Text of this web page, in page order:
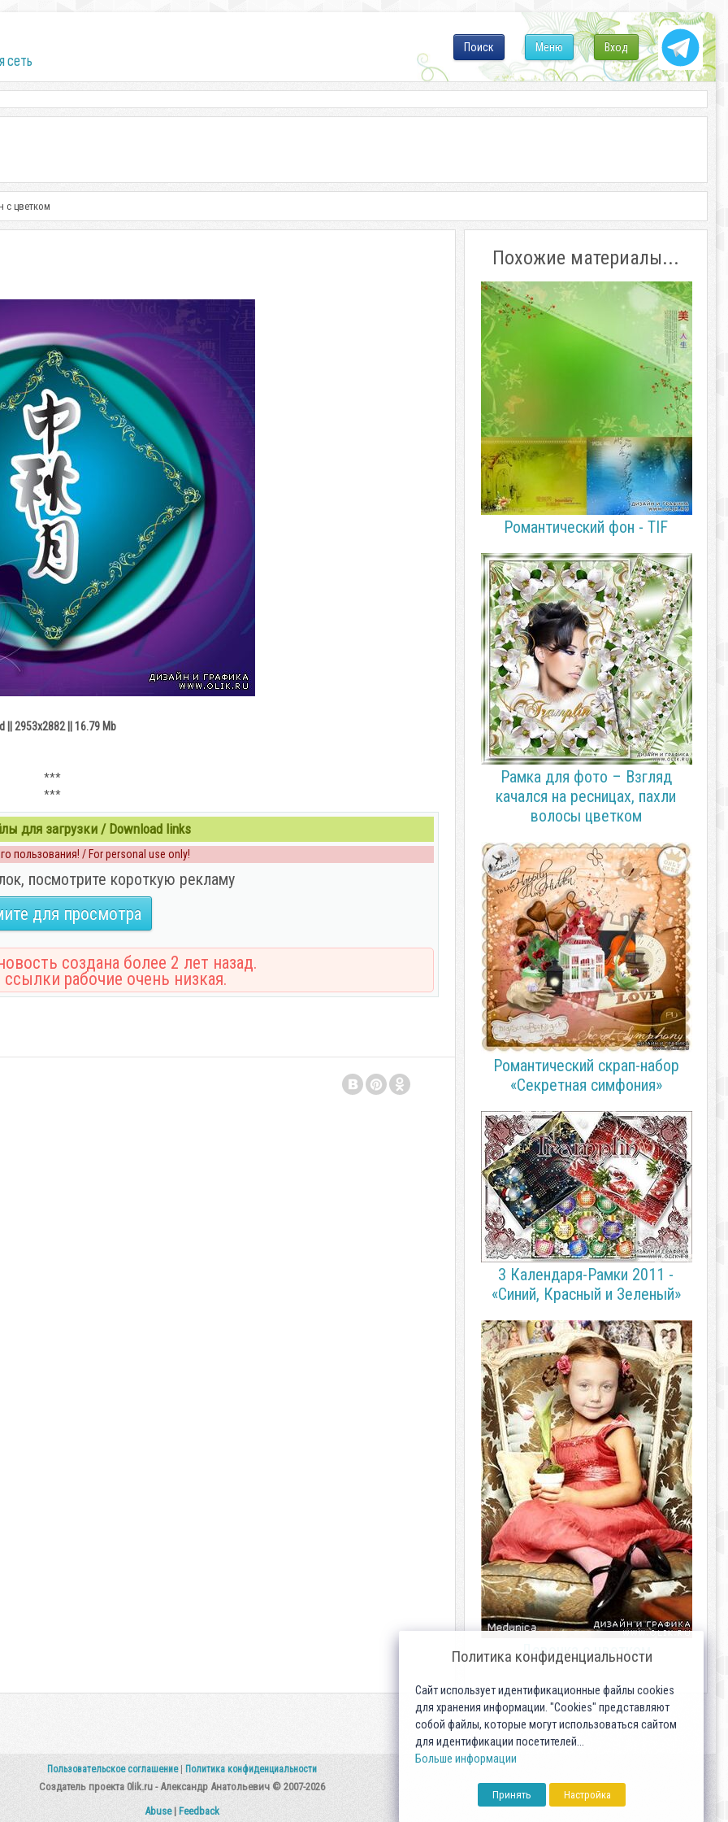
сеть
Вход
Меню
Поиск
с цветком
|| 2953x2882 || 16.79 Mb
***
***
для загрузки / Download links
пользования! / For personal use only!
посмотрите короткую рекламу
для просмотра
создана более 2 лет назад.
рабочие очень низкая.
Похожие материалы...
Романтический фон - TIF
Рамка для фото – Взгляд
качался на ресницах, пахли
волосы цветком
Романтический скрап-набор
«Секретная симфония»
3 Календаря-Рамки 2011 -
«Синий, Красный и Зеленый»
Девочка с цветком
Пользовательское соглашение Политика конфиденциальности
Создатель проекта 0lik.ru - Александр Анатольевич © 2007-2026
Abuse| Feedback
Политика конфиденциальности
Сайт использует идентификационные файлы cookies
для хранения информации. "Cookies" представляют
собой файлы, которые могут использоваться сайтом
для идентификации посетителей...
Больше информации
Принять Настройка